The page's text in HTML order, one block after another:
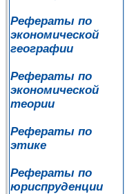
Рефераты по
экономической
географии
Рефераты по
экономической
теории
Рефераты по
этике
Рефераты по
юриспруденции